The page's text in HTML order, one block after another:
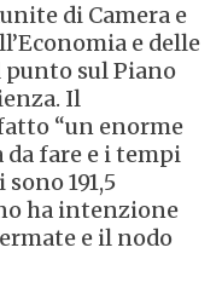
di Camera e
e delle
punto sul Piano
Il
“un enorme
fare e i tempi
191,5
ha intenzione
e il nodo